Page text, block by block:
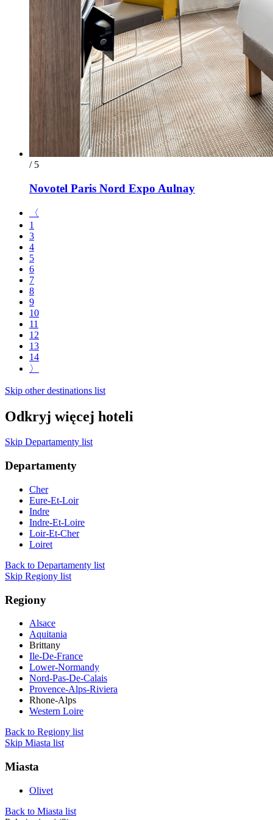
/ 5
Novotel Paris Nord Expo Aulnay
〈
1
3
4
5
6
7
8
9
10
11
12
13
14
〉
Skip other destinations list
Odkryj więcej hoteli
Skip Departamenty list
Departamenty
Cher
Eure-Et-Loir
Indre
Indre-Et-Loire
Loir-Et-Cher
Loiret
Back to Departamenty list
Skip Regiony list
Regiony
Alsace
Aquitania
Brittany
Ile-De-France
Lower-Normandy
Nord-Pas-De-Calais
Provence-Alps-Riviera
Rhone-Alps
Western Loire
Back to Regiony list
Skip Miasta list
Miasta
Olivet
Back to Miasta list